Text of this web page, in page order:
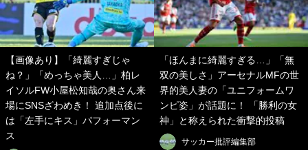
【画像あり】「綺麗すぎじゃ
ね？」「めっちゃ美人…」柏レ
イソルFW小屋松知哉の奥さん来
場にSNSざわめき！ 追加点後に
は「左手にキス」パフォーマン
ス
「ほんまに綺麗すぎる…」「無
双の美しさ」アーセナルMFの世
界的美人妻の「ユニフォームワ
ンピ姿」が話題に！ 「勝利の女
神」と称えられた衝撃的投稿
サッカー批評編集部